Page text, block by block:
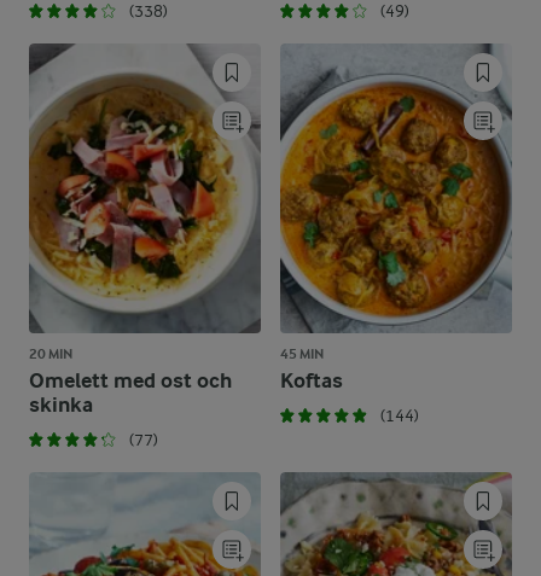
(338) (49)
20 MIN
Omelett med ost och
skinka
(77)
45 MIN
Koftas
(144)